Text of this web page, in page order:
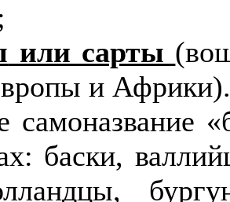
или сарты
и Африки).
самоназвание
баски,